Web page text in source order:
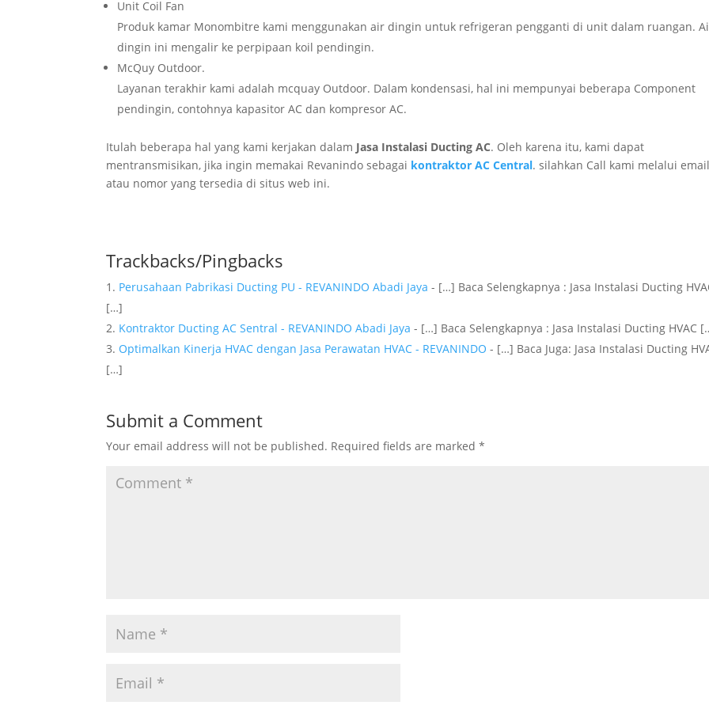
Unit Coil Fan
Produk kamar Monombitre kami menggunakan air dingin untuk refrigeran pengganti di unit dalam ruangan.
dingin ini mengalir ke perpipaan koil pendingin.
McQuy Outdoor.
Layanan terakhir kami adalah mcquay Outdoor. Dalam kondensasi, hal ini mempunyai beberapa Component
pendingin, contohnya kapasitor AC dan kompresor AC.
Itulah beberapa hal yang kami kerjakan dalam Jasa Instalasi Ducting AC. Oleh karena itu, kami dapat
mentransmisikan, jika ingin memakai Revanindo sebagai kontraktor AC Central. silahkan Call kami melalui email
atau nomor yang tersedia di situs web ini.
Trackbacks/Pingbacks
Perusahaan Pabrikasi Ducting PU - REVANINDO Abadi Jaya - […] Baca Selengkapnya : Jasa Instalasi Ducting
[…]
Kontraktor Ducting AC Sentral - REVANINDO Abadi Jaya - […] Baca Selengkapnya : Jasa Instalasi Ducting HVAC
Optimalkan Kinerja HVAC dengan Jasa Perawatan HVAC - REVANINDO - […] Baca Juga: Jasa Instalasi Ducting
[…]
Submit a Comment
Your email address will not be published. Required fields are marked*